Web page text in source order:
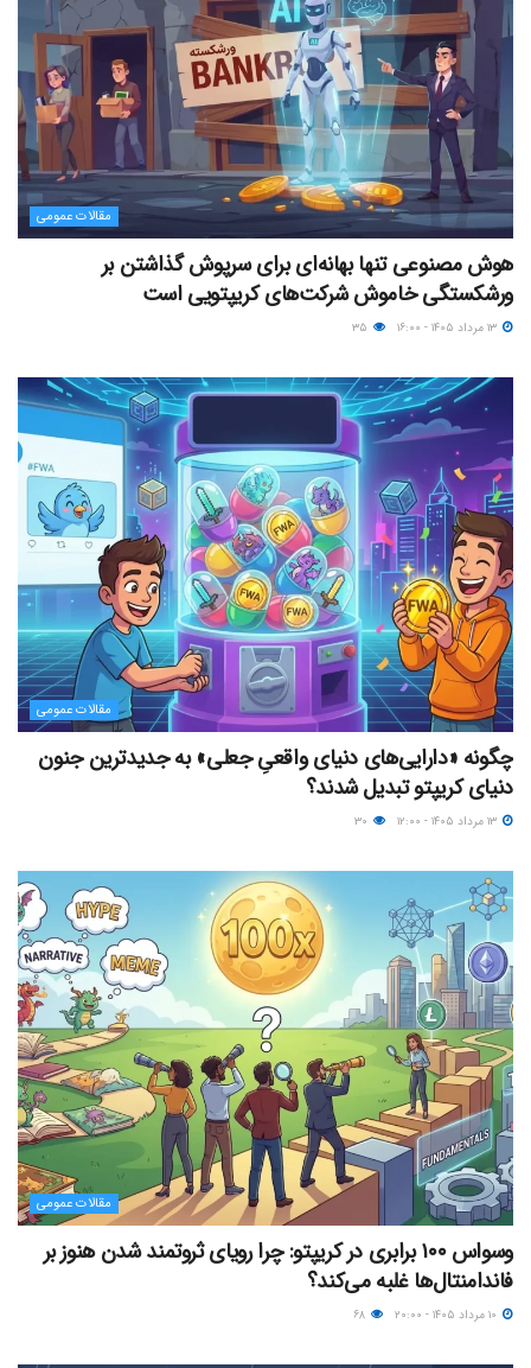
مقالات عمومی
هوش مصنوعی تنها بهانه‌ای برای سرپوش گذاشتن بر
ورشکستگی خاموش شرکت‌های کریپتویی است
مقالات عمومی
چگونه «دارایی‌های دنیای واقعیِ جعلی» به جدیدترین جنون
دنیای کریپتو تبدیل شدند؟
مقالات عمومی
وسواس ۱۰۰ برابری در کریپتو: چرا رویای ثروتمند شدن هنوز بر
فاندامنتال‌ها غلبه می‌کند؟